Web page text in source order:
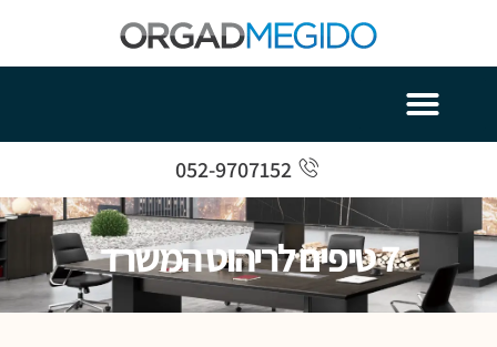
052-9707152
7 טיפים לריהוט המשרד